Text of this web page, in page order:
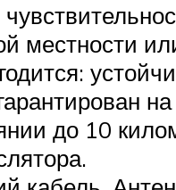
местности
на
до 10